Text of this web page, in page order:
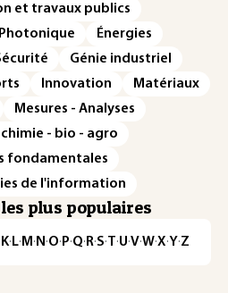
et travaux publics
Énergies
Génie industriel
Innovation
Matériaux
Mesures - Analyses
chimie - bio - agro
fondamentales
de l'information
plus populaires
K· L· M · N ·O· P·Q· R·S·T·U·V·W·X·Y·Z